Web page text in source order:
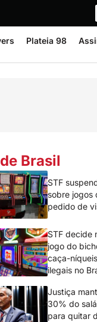
Plateia 98
Brasil
STF
sobre jogos
pedido de
STF decide
jogo do
caça-
ilegais no
Justiça
30% do
para quitar